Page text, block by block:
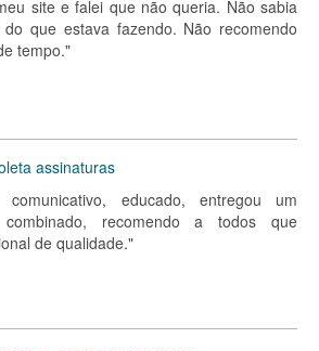
site e falei que não queria. Não sabia
que estava fazendo. Não recomendo
tempo."
assinaturas
comunicativo, educado, entregou um
recomendo a todos que
de qualidade."